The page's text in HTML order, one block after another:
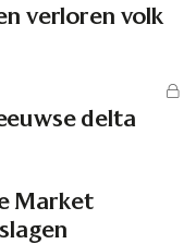
verloren volk
delta
Market